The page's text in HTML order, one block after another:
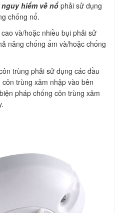
hiểm về nổ phải sử dụng
chống nổ.
và/hoặc nhiều bụi phải sử
năng chống ẩm và/hoặc chống
trùng phải sử dụng các đầu
trùng xâm nhập vào bên
pháp chống côn trùng xâm